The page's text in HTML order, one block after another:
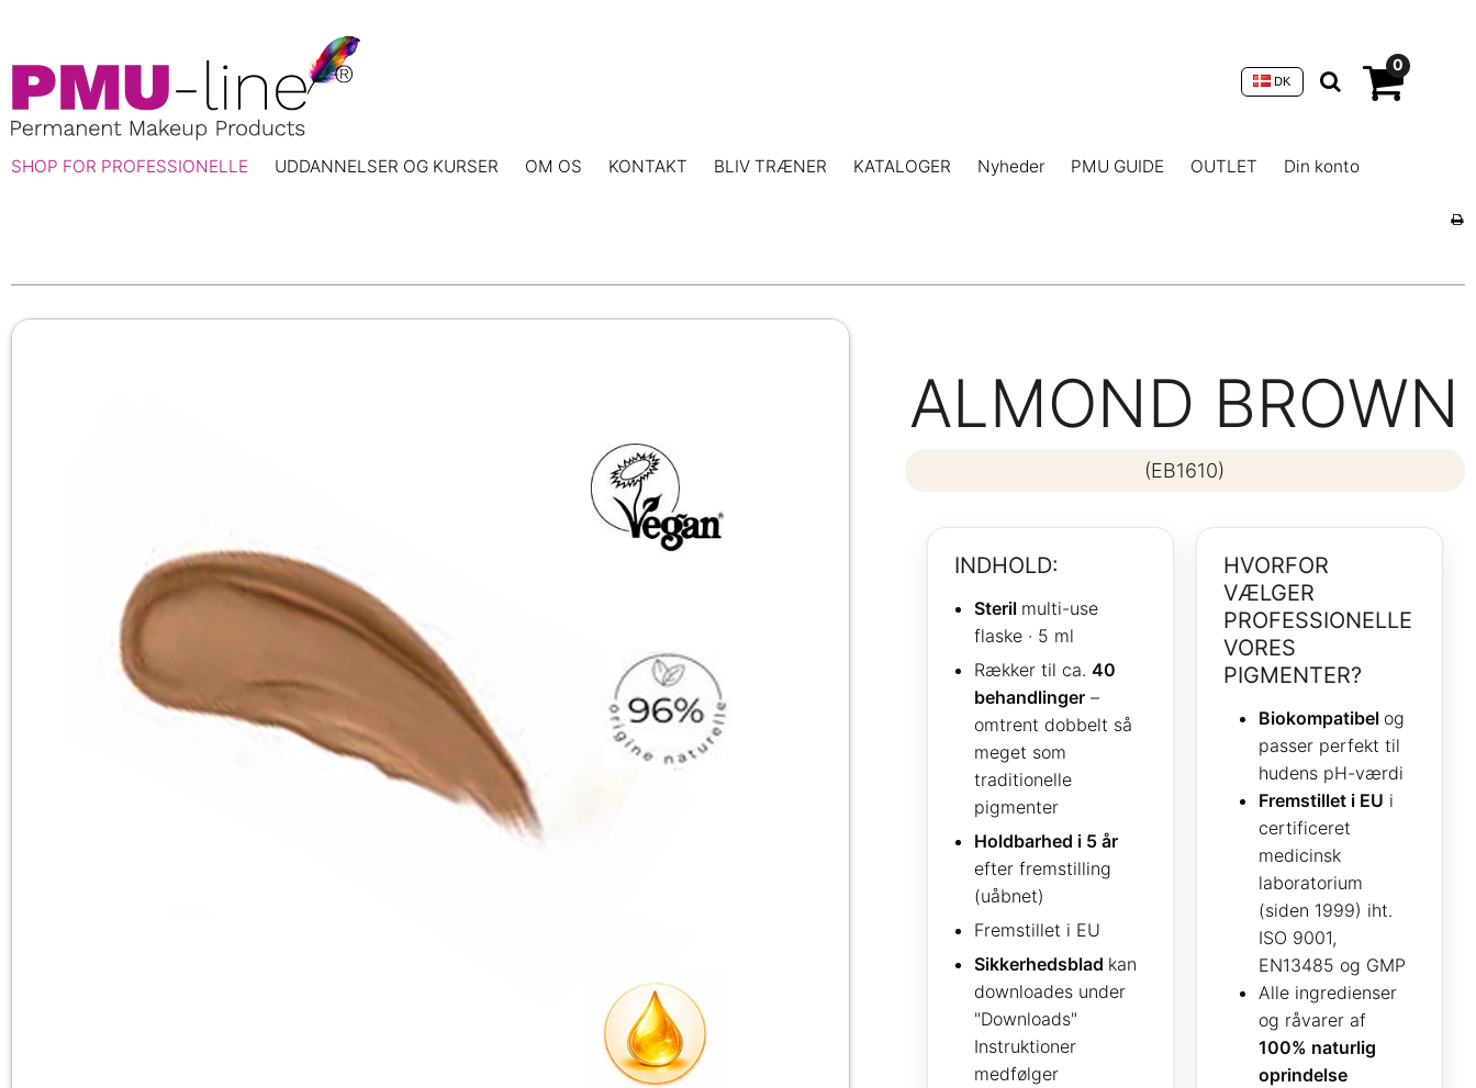
0
DK
SHOP FOR PROFESSIONELLE UDDANNELSER OG KURSER OM OS KONTAKT BLIV TRÆNER KATALOGER Nyheder PMU GUIDE OUTLET Din konto
ALMOND BROWN
(EB1610)
INDHOLD:
Steril multi-use
flaske · 5 ml
Rækker til ca. 40
behandlinger–
omtrent dobbelt så
meget som
traditionelle
pigmenter
Holdbarhed i 5 år
efter fremstilling
(uåbnet)
Fremstillet i EU
Sikkerhedsblad kan
downloades under
"Downloads"
Instruktioner
medfølger
HVORFOR
VÆLGER
PROFESSIONELLE
VORES
PIGMENTER?
Biokompatibel og
passer perfekt til
hudens pH-værdi
Fremstillet i EU i
certificeret
medicinsk
laboratorium
(siden 1999) iht.
ISO 9001,
EN13485 og GMP
Alle ingredienser
og råvarer af
100% naturlig
oprindelse